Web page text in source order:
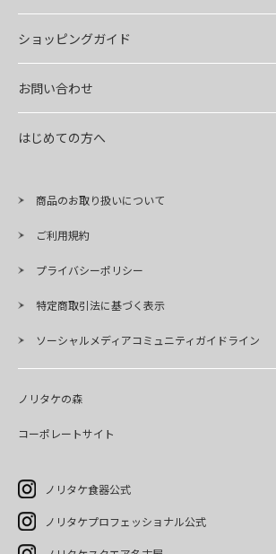
ショッピングガイド
お問い合わせ
はじめての方へ
商品のお取り扱いについて
ご利用規約
プライバシーポリシー
特定商取引法に基づく表示
ソーシャルメディアコミュニティガイドライン
ノリタケの森
コーポレートサイト
ノリタケ食器公式
ノリタケプロフェッショナル公式